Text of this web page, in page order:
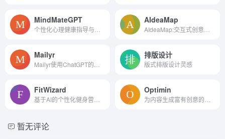
MindMateGPT AIdeaMap
Mailyr 排版设计
版式排版设计灵感
FitWizard Optimin
暂无评论